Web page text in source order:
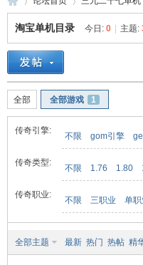
»
淘宝单机目录 今日: 0 主题:
全部 全部游戏 1
传奇引擎:
不限 gom引擎
传奇类型:
不限 1.76 1.80
传奇职业:
不限 三职业 单职
全部主题 最新 热门 热帖 精